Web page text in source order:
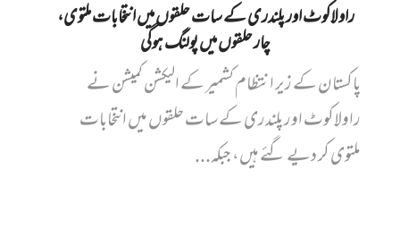
راولاکوٹ اور پلندری کے سات حلقوں میں انتخابات ملتوی،
چار حلقوں میں پولنگ ہوگی
پاکستان کے زیر انتظام کشمیر کے الیکشن کمیشن نے
راولاکوٹ اور پلندری کے سات حلقوں میں انتخابات
ملتوی کر دیے گئے ہیں، جبکہ...